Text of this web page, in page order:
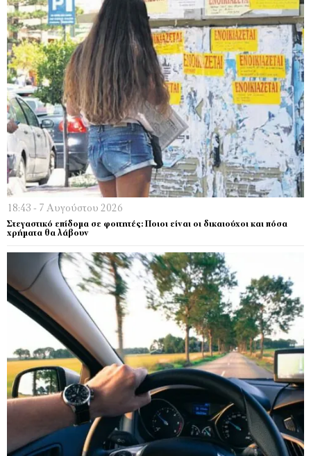
18:43 - 7 Αυγούστου 2026
Στεγαστικό επίδομα σε φοιτητές: Ποιοι είναι οι δικαιούχοι και πόσα
χρήματα θα λάβουν